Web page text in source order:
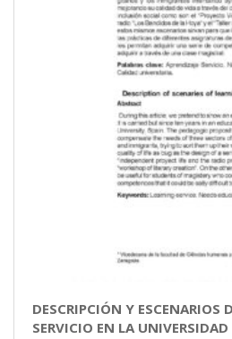
DESCRIPCIÓN Y ESCENARIOS
SERVICIO EN LA UNIVERSIDAD